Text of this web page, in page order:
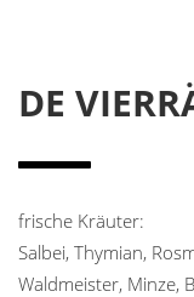
DE
frische Kräuter:
Salbei, Thymian,
Waldmeister, Minze,